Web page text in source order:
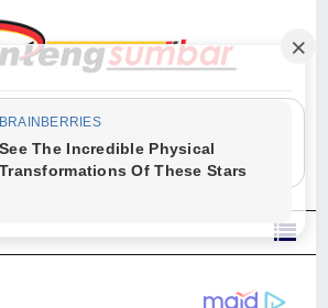
dan para malaikat-Nya berselawat untuk Nabi.
beriman, berselawatlah kamu untuk Nabi dan
penuh penghormatan kepadanya." (Qs. Al
Ahzab Ayat 56)